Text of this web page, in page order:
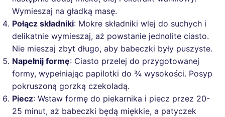
Wymieszaj na gładką masę.
Połącz składniki: Mokre składniki wlej do suchych i
delikatnie wymieszaj, aż powstanie jednolite ciasto.
Nie mieszaj zbyt długo, aby babeczki były puszyste.
Napełnij formę: Ciasto przelej do przygotowanej
formy, wypełniając papilotki do ¾ wysokości. Posyp
pokruszoną gorzką czekoladą.
Piecz: Wstaw formę do piekarnika i piecz przez 20-
25 minut, aż babeczki będą miękkie, a patyczek